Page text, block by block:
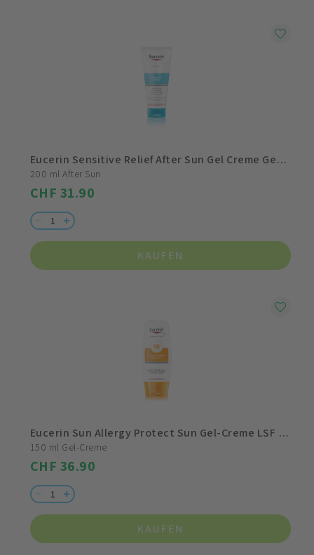
Eucerin Sensitive Relief After Sun Gel Creme Gesicht & Körper
200 ml After Sun
CHF 31.90
KAUFEN
Eucerin Sun Allergy Protect Sun Gel-Creme LSF 50+
150 ml Gel-Creme
CHF 36.90
KAUFEN